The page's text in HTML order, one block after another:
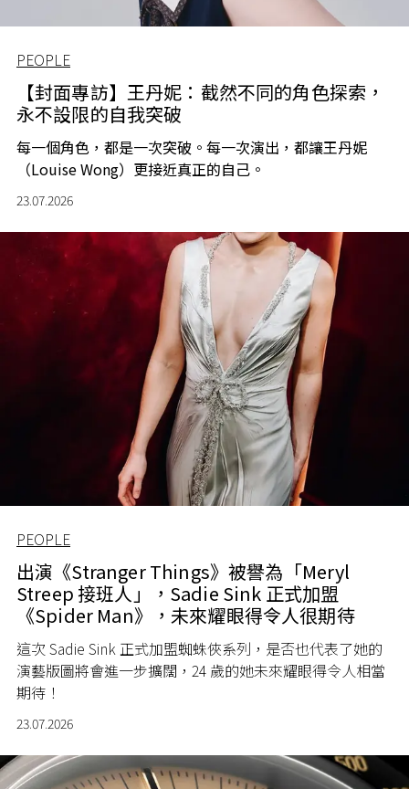
PEOPLE
【封面專訪】王丹妮：截然不同的角色探索，
永不設限的自我突破
每一個角色，都是一次突破。每一次演出，都讓王丹妮
（Louise Wong）更接近真正的自己。
23.07.2026
PEOPLE
出演《Stranger Things》被譽為「Meryl
Streep 接班人」，Sadie Sink 正式加盟
《Spider Man》，未來耀眼得令人很期待
這次 Sadie Sink 正式加盟蜘蛛俠系列，是否也代表了她的
演藝版圖將會進一步擴闊，24 歲的她未來耀眼得令人相當
期待！
23.07.2026